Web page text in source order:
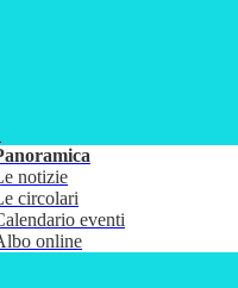
notizie
circolari
eventi
online